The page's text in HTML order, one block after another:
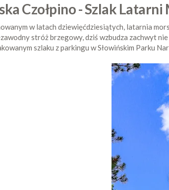
Czołpino - Szlak
w latach dziewięćdziesiątych, latarnia
stróż brzegowy, dziś wzbudza zachwyt
szlaku z parkingu w Słowińskim Parku